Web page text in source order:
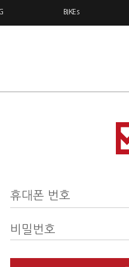
BIKEs